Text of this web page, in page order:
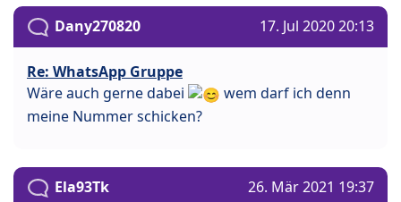
Dany270820 17. Jul 2020 20:13
Re: WhatsApp Gruppe
Wäre auch gerne dabei
wem darf ich denn
meine Nummer schicken?
Ela93Tk 26. Mär 2021 19:37